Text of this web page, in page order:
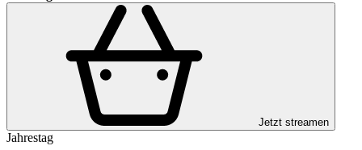
Jetzt streamen
Jahrestag